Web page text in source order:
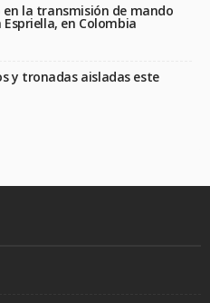
la transmisión de mando
en Colombia
y tronadas aisladas este